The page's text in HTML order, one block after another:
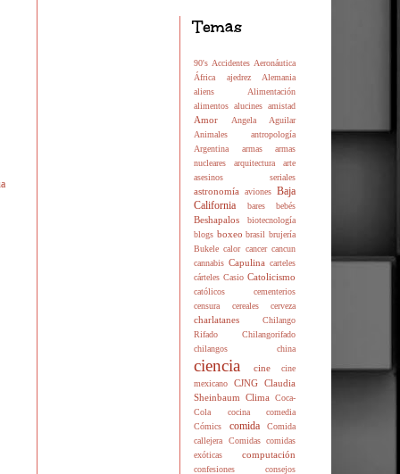
Temas
90's Accidentes Aeronáutica
África
ajedrez
Alemania
aliens
Alimentación
alimentos alucines amistad
Amor
Angela Aguilar
Animales
antropología
Argentina
armas
armas
nucleares
arquitectura
arte
asesinos seriales
astronomía aviones Baja
California
bares bebés
Beshapalos
biotecnología
blogs boxeo brasil brujería
Bukele calor cancer cancun
cannabis Capulina carteles
cárteles Casio Catolicismo
católicos
cementerios
censura
cereales cerveza
charlatanes
Chilango
Rifado
Chilangorifado
chilangos
china
ciencia cine
cine
mexicano
CJNG Claudia
Sheinbaum Clima
Coca-
Cola
cocina
comedia
Cómics
comida
Comida
callejera
Comidas comidas
exóticas
computación
confesiones consejos